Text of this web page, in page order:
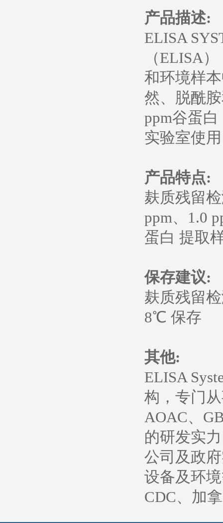
产品描述:
ELISA
（ELISA
和环境样
然、脱酰
ppm谷蛋
实验室使
产品特点:
麸质残留
ppm、1.0
蛋白 提取
保存建议:
麸质残留
8℃ 保存
其他:
ELISA
构，专门
AOAC、
的研发实
公司及政
设备及环
CDC、加